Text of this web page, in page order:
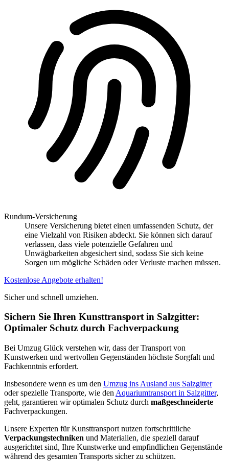
Rundum-Versicherung
Unsere Versicherung bietet einen umfassenden Schutz, der
eine Vielzahl von Risiken abdeckt. Sie können sich darauf
verlassen, dass viele potenzielle Gefahren und
Unwägbarkeiten abgesichert sind, sodass Sie sich keine
Sorgen um mögliche Schäden oder Verluste machen müssen.
Kostenlose Angebote erhalten!
Sicher und schnell umziehen.
Sichern Sie Ihren Kunsttransport in Salzgitter:
Optimaler Schutz durch Fachverpackung
Bei Umzug Glück verstehen wir, dass der Transport von
Kunstwerken und wertvollen Gegenständen höchste Sorgfalt und
Fachkenntnis erfordert.
Insbesondere wenn es um den Umzug ins Ausland aus Salzgitter
oder spezielle Transporte, wie den Aquariumtransport in Salzgitter,
geht, garantieren wir optimalen Schutz durch maßgeschneiderte
Fachverpackungen.
Unsere Experten für Kunsttransport nutzen fortschrittliche
Verpackungstechniken und Materialien, die speziell darauf
ausgerichtet sind, Ihre Kunstwerke und empfindlichen Gegenstände
während des gesamten Transports sicher zu schützen.